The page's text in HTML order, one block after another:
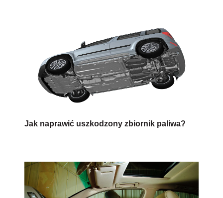
Jak naprawić uszkodzony zbiornik paliwa?